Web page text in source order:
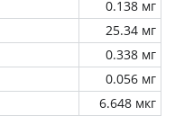
0.138 мг
25.34 мг
0.338 мг
0.056 мг
6.648 мкг